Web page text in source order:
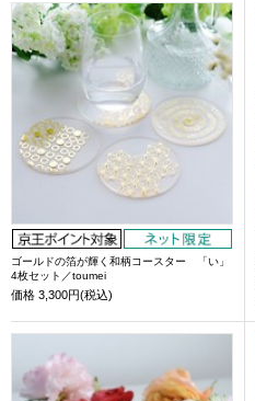
ゴールドの箔が輝く和柄コースター 「い」
4枚セット／toumei
価格 3,300円(税込)